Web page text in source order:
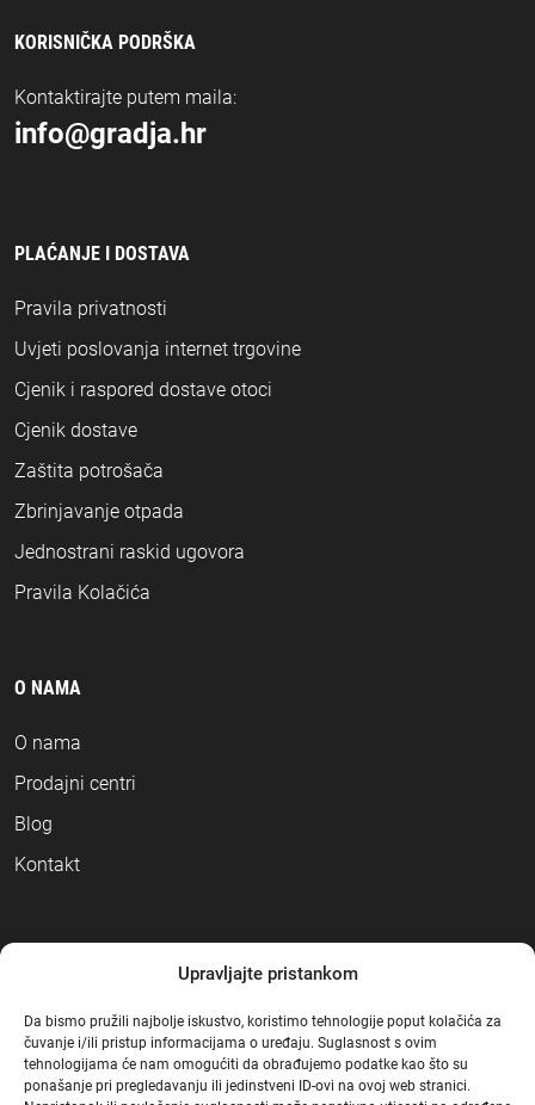
Upravljajte pristankom
Da bismo pružili najbolje iskustvo, koristimo tehnologije poput kolačića za
čuvanje i/ili pristup informacijama o uređaju. Suglasnost s ovim
tehnologijama će nam omogućiti da obrađujemo podatke kao što su
ponašanje pri pregledavanju ili jedinstveni ID-ovi na ovoj web stranici.
KORISNIČKA PODRŠKA
Kontaktirajte putem maila:
info@gradja.hr
PLAĆANJE I DOSTAVA
Pravila privatnosti
Uvjeti poslovanja internet trgovine
Cjenik i raspored dostave otoci
Cjenik dostave
Zaštita potrošača
Zbrinjavanje otpada
Jednostrani raskid ugovora
Pravila Kolačića
O NAMA
O nama
Prodajni centri
Blog
Kontakt